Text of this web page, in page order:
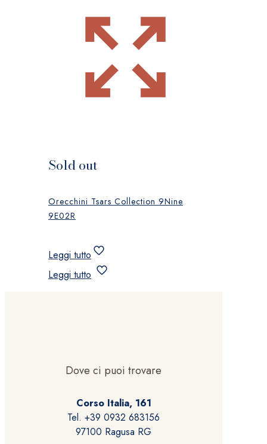
Sold out
Orecchini Tsars Collection 9Nine
9E02R
Leggi tutto
Leggi tutto
Dove ci puoi trovare
Corso Italia, 161
Tel. +39 0932 683156
97100 Ragusa RG